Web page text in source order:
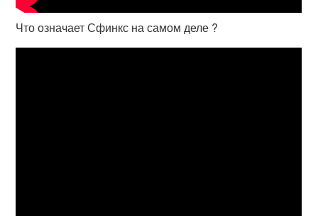
Что означает Сфинкс на самом деле ?